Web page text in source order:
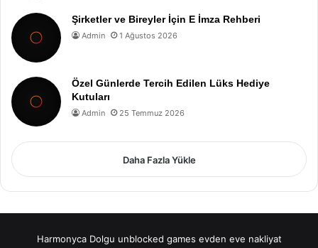
Şirketler ve Bireyler İçin E İmza Rehberi
Admin 1 Ağustos 2026
Özel Günlerde Tercih Edilen Lüks Hediye
Kutuları
Admin 25 Temmuz 2026
Daha Fazla Yükle
Harmonyca Dolgu unblocked games evden eve nakliyat